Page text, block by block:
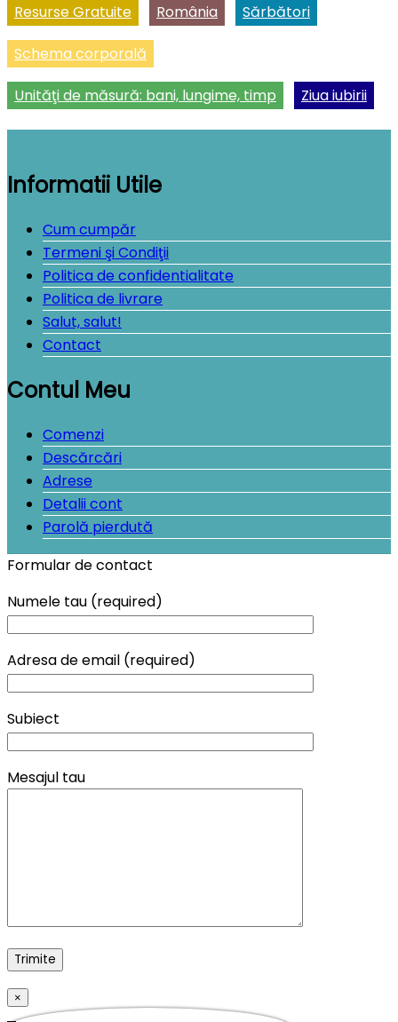
Resurse Gratuite România Sărbători
Schema corporală
Unităţi de măsură: bani, lungime, timp Ziua iubirii
Informatii Utile
Cum cumpăr
Termeni şi Condiţii
Politica de confidentialitate
Politica de livrare
Salut, salut!
Contact
Contul Meu
Comenzi
Descărcări
Adrese
Detalii cont
Parolă pierdută
Formular de contact
Numele tau (required)
Adresa de email (required)
Subiect
Mesajul tau
×